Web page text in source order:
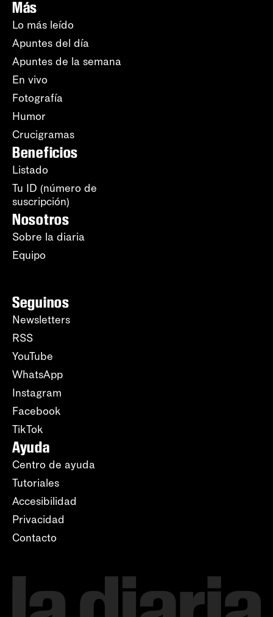
Más
Lo más leído
Apuntes del día
Apuntes de la semana
En vivo
Fotografía
Humor
Crucigramas
Beneficios
Listado
Tu ID (número de
suscripción)
Nosotros
Sobre la diaria
Equipo
Seguinos
Newsletters
RSS
YouTube
WhatsApp
Instagram
Facebook
TikTok
Ayuda
Centro de ayuda
Tutoriales
Accesibilidad
Privacidad
Contacto